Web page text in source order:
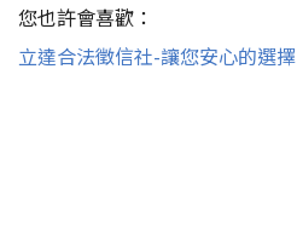
您也許會喜歡：
立達合法徵信社-讓您安心的選擇